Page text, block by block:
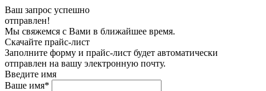
Ваш запрос успешно
отправлен!
Мы свяжемся с Вами в ближайшее время.
Скачайте прайс-лист
Заполните форму и прайс-лист будет автоматически
отправлен на вашу электронную почту.
Введите имя
Ваше имя*